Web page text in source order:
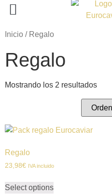
Inicio / Regalo
Regalo
Mostrando los 2 resultados
Regalo
23,98€ IVA incluido
Select options